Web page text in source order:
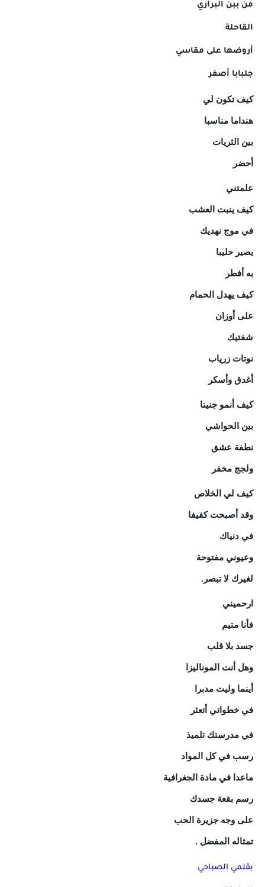
من ببن البراري
القاحلة
أروضها على مقاسي
جلبابا أصفر
كيف تكون لي
هنداما مناسبا
بين الثريات
أحضر
علمتني
كيف ينبت العشب
في موج نهديك
يصير حليبا
به أفطر
كيف يهدل الحمام
على أوزان
شفتيك
نوتات زرياب
أغدق وأسكر
كيف أنمو جنينا
بين الحواشي
نطفة عشق
ولجج مخفر
كيف لي الخلاص
وقد أصبحت كفيفا
في دنياك
وعيوني مفتوحة
لغيرك لا تبصر.
ارحميني
فأنا متيم
جسد بلا قلب
وهل أنت الموناليزا
أينما وليت مدبرا
في خطواتي أتعثر
في مدرستك تلميذ
رسب في كل المواد
ماعدا في مادة الجغرافية
رسم بقعة جسدك
على وجه جزيرة الحب
تمثاله المفضل .
بقلمي الصباحي